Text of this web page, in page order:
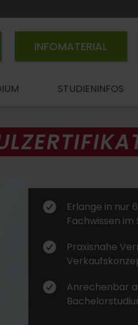
INFOMATERIAL
STUDIENINFOS
Erlange in nur
Fachwissen
Praxisnahe
Anrechenbar